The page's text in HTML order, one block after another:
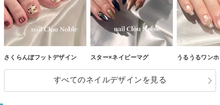
さくらんぼフットデザイン スター×ネイビーマグ うるうるワン
すべてのネイルデザインを見る